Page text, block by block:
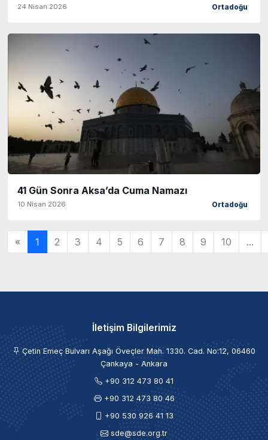
24 Nisan 2026 Ortadoğu
41 Gün Sonra Aksa’da Cuma Namazı
10 Nisan 2026 Ortadoğu
« 1 2 3 4 5 6 7 8 9 10 ...
İletişim Bilgilerimiz
Çetin Emeç Bulvarı Aşağı Öveçler Mah. 1330. Cad. No:12, 06460
Çankaya - Ankara
+90 312 473 80 41
+90 312 473 80 46
+90 530 926 41 13
sde@sde.org.tr